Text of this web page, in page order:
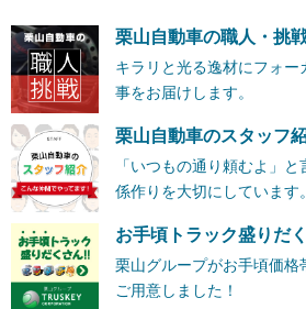
栗山自動車の職人・挑
キラリと光る逸材にフォ
事をお届けします。
栗山自動車のスタッフ
「いつもの通り頼むよ」
係作りを大切にしています。
お手頃トラック盛りだ
栗山グループがお手頃価格
ご用意しました！